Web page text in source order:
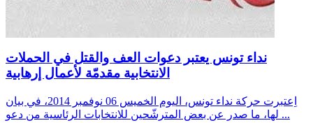
نداء تونس يعتبر دعوات العف والقتل في الحملات
الانتخابية مقدمّة لأعمال إرهابية
اِعتبرت حركة نداء تونس، اليوم الخميس 06 نوفمبر 2014، في بيان
لها، ما صدر عن بعض المترشّحين للانتخابات الرئاسية من دعو ...